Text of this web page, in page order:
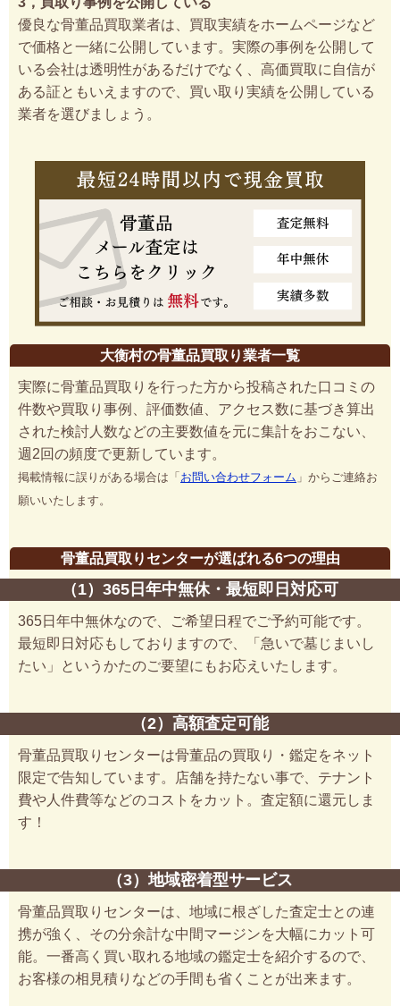
優良な骨董品買取業者は、買取実績をホームページなど
で価格と一緒に公開しています。実際の事例を公開して
いる会社は透明性があるだけでなく、高価買取に自信が
ある証ともいえますので、買い取り実績を公開している
業者を選びましょう。
大衡村の骨董品買取り業者一覧
実際に骨董品買取りを行った方から投稿された口コミの
件数や買取り事例、評価数値、アクセス数に基づき算出
された検討人数などの主要数値を元に集計をおこない、
週2回の頻度で更新しています。
掲載情報に誤りがある場合は「 お問い合わせフォーム 」からご連絡お
願いいたします。
骨董品買取りセンターが選ばれる6つの理由
（1）365日年中無休・最短即日対応可
365日年中無休なので、ご希望日程でご予約可能です。
最短即日対応もしておりますので、「急いで墓じまいし
たい」というかたのご要望にもお応えいたします。
（2）高額査定可能
骨董品買取りセンターは骨董品の買取り・鑑定をネット
限定で告知しています。店舗を持たない事で、テナント
費や人件費等などのコストをカット。査定額に還元しま
す！
（3）地域密着型サービス
骨董品買取りセンターは、地域に根ざした査定士との連
携が強く、その分余計な中間マージンを大幅にカット可
能。一番高く買い取れる地域の鑑定士を紹介するので、
お客様の相見積りなどの手間も省くことが出来ます。